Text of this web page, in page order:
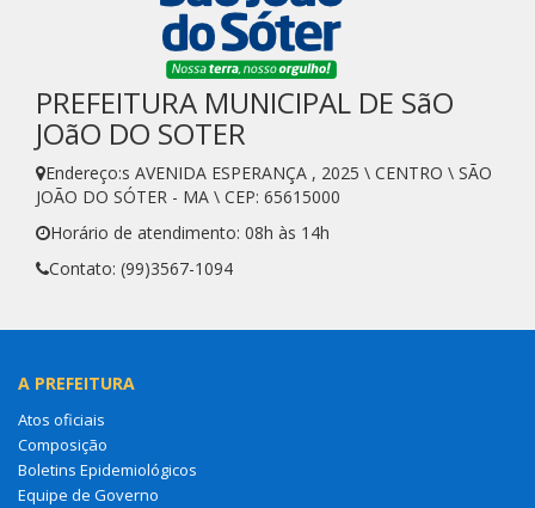
PREFEITURA MUNICIPAL DE SãO
JOãO DO SOTER
Endereço:s AVENIDA ESPERANÇA , 2025 \ CENTRO \ SÃO
JOÃO DO SÓTER - MA \ CEP: 65615000
Horário de atendimento: 08h às 14h
Contato: (99)3567-1094
A PREFEITURA
Atos oficiais
Composição
Boletins Epidemiológicos
Equipe de Governo